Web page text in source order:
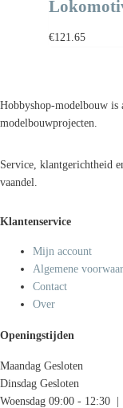
€121.65
Hobbyshop-modelbouw is
modelbouwprojecten.
Service, klantgerichtheid
vaandel.
Klantenservice
Mijn account
Algemene
Contact
Over
Openingstijden
Maandag Gesloten
Dinsdag Gesloten
Woensdag 09:00 - 12:30 |